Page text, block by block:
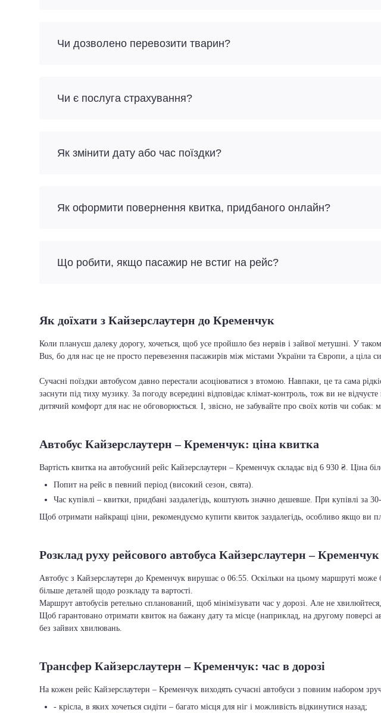
Чи дозволено перевозити тварин?
Чи є послуга страхування?
Як змінити дату або час поїздки?
Як оформити повернення квитка, придбаного онлайн?
Що робити, якщо пасажир не встиг на рейс?
Як доїхати з Кайзерслаутерн до Кременчук
Коли плануєш далеку дорогу, хочеться, щоб усе пройшло без нервів і зайвої метушні. У
Bus, бо для нас це не просто перевезення пасажирів між містами України та Європи, а ціла
Сучасні поїздки автобусом давно перестали асоціюватися з втомою. Навпаки, це та сама
заснути під тиху музику. За погоду всередині відповідає клімат-контроль, тож ви не
дитячий комфорт для нас не обговорюється. І, звісно, не забувайте про своїх котів чи
Автобус Кайзерслаутерн – Кременчук: ціна квитка
Вартість квитка на автобусний рейс Кайзерслаутерн – Кременчук складає від 6 930 ₴. Ціна
Попит на рейс в певний період (високий сезон, свята).
Час купівлі – квитки, придбані заздалегідь, коштують значно дешевше. При купівлі за
Щоб отримати найкращі ціни, рекомендуємо купити квиток заздалегідь, особливо якщо ви
Розклад руху рейсового автобуса Кайзерслаутерн – Кременчук
Автобус з Кайзерслаутерн до Кременчук вирушає о 06:55. Оскільки на цьому маршруті може
більше деталей щодо розкладу та вартості.
Маршрут автобусів ретельно спланований, щоб мінімізувати час у дорозі. Але не
Щоб гарантовано отримати квиток на бажану дату та місце (наприклад, на другому поверсі
без зайвих хвилювань.
Трансфер Кайзерслаутерн – Кременчук: час в дорозі
На кожен рейс Кайзерслаутерн – Кременчук виходять сучасні автобуси з повним набором
- крісла, в яких хочеться сидіти – багато місця для ніг і можливість відкинутися назад;